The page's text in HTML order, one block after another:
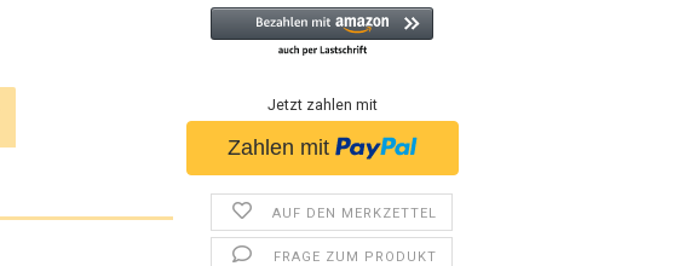
Jetzt zahlen mit
AUF DEN MERKZETTEL
FRAGE ZUM PRODUKT